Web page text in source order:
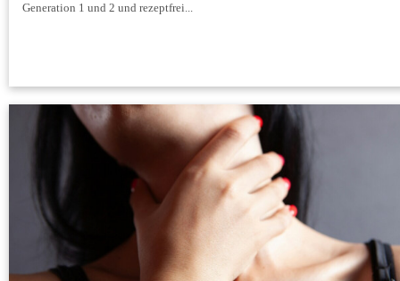
Generation 1 und 2 und rezeptfrei...